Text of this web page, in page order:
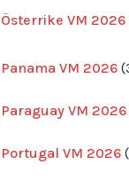
Österrike VM 2026
Panama VM 2026
Paraguay VM 2026
Portugal VM 2026